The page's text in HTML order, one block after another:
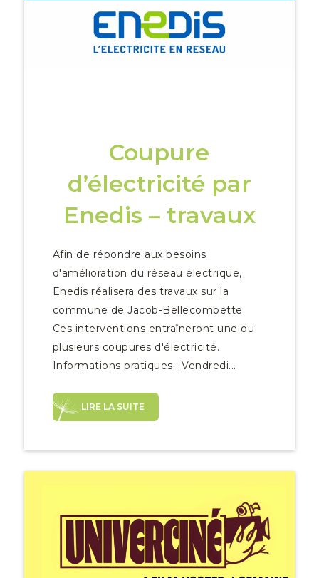
Coupure
d’électricité par
Enedis – travaux
Afin de répondre aux besoins
d'amélioration du réseau électrique,
Enedis réalisera des travaux sur la
commune de Jacob-Bellecombette.
Ces interventions entraîneront une ou
plusieurs coupures d'électricité.
Informations pratiques : Vendredi...
LIRE LA SUITE